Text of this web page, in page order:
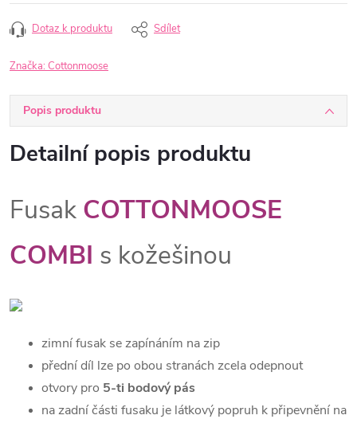
Dotaz k produktu Sdílet
Značka: Cottonmoose
Popis produktu
Detailní popis produktu
Fusak COTTONMOOSE
COMBI s kožešinou
zimní fusak se zapínáním na zip
přední díl lze po obou stranách zcela odepnout
otvory pro 5-ti bodový pás
na zadní části fusaku je látkový popruh k připevnění na